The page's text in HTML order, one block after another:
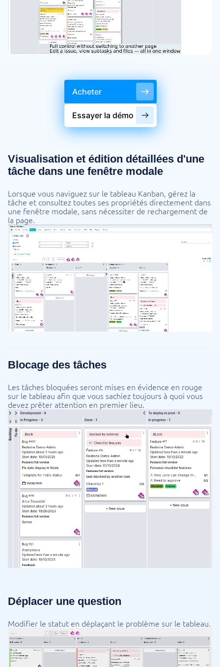
Acheter
Essayer la démo
Visualisation et édition détaillées d'une
tâche dans une fenêtre modale
Lorsque vous naviguez sur le tableau Kanban, gérez la
tâche et consultez toutes ses propriétés directement dans
une fenêtre modale, sans nécessiter de rechargement de
la page.
Blocage des tâches
Les tâches bloquées seront mises en évidence en rouge
sur le tableau afin que vous sachiez toujours à quoi vous
devez prêter attention en premier lieu.
Déplacer une question
Modifier le statut en déplaçant le problème sur le tableau.